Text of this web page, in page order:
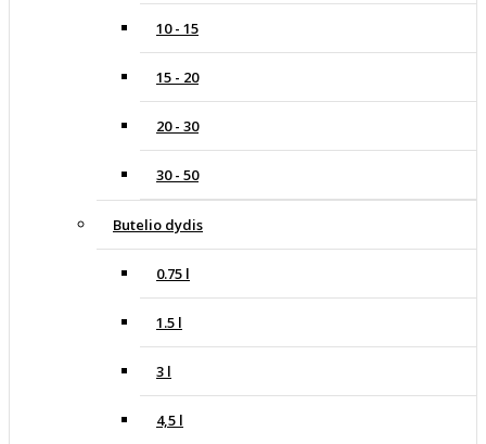
10 - 15
15 - 20
20 - 30
30 - 50
Butelio dydis
0.75 l
1.5 l
3 l
4,5 l